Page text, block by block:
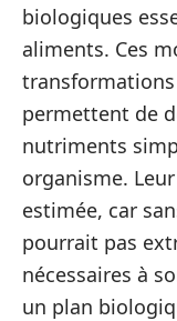
biologiques
aliments. Ces
permettent de
nutriments
organisme.
estimée, car
pourrait pas
nécessaires à
un plan